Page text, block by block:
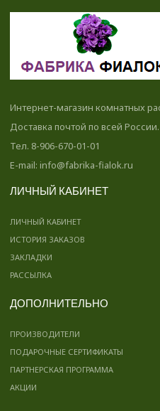
Интернет-магазин комнатных
Доставка почтой по всей России.
Тел. 8-906-670-01-01
E-mail: info@fabrika-fialok.ru
ЛИЧНЫЙ КАБИНЕТ
ЛИЧНЫЙ КАБИНЕТ
ИСТОРИЯ ЗАКАЗОВ
ЗАКЛАДКИ
РАССЫЛКА
ДОПОЛНИТЕЛЬНО
ПРОИЗВОДИТЕЛИ
ПОДАРОЧНЫЕ СЕРТИФИКАТЫ
ПАРТНЕРСКАЯ ПРОГРАММА
АКЦИИ